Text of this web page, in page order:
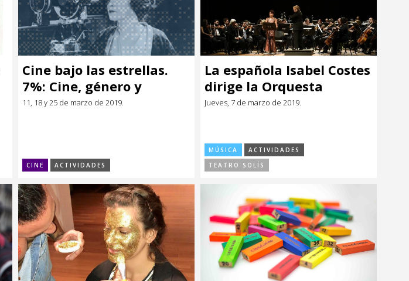
Cine bajo las estrellas.
7%: Cine, género y
dirección de fotografía
11, 18 y 25 de marzo de 2019.
CINE ACTIVIDADES
La española Isabel Costes
dirige la Orquesta
Filarmónica en el Día
Jueves, 7 de marzo de 2019.
MÚSICA
ACTIVIDADES
TEATRO SOLÍS